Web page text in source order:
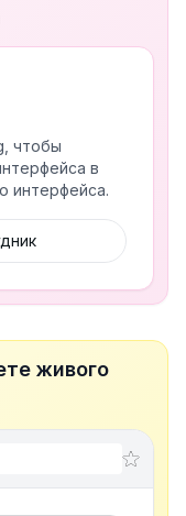
чтобы
в
интерфейса.
живого